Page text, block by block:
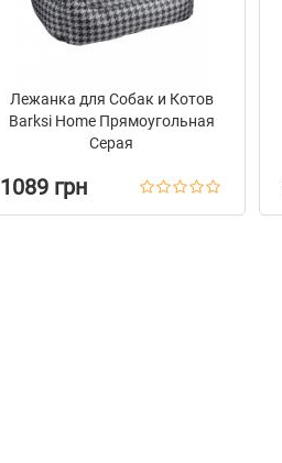
Лежанка для Собак и Котов
Barksi Home Прямоугольная
Серая
1089 грн